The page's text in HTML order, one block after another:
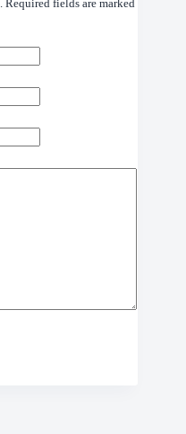
Required fields are marked